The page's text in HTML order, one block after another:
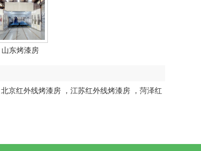
山东烤漆房
北京红外线烤漆房 ， 江苏红外线烤漆房 ， 菏泽红